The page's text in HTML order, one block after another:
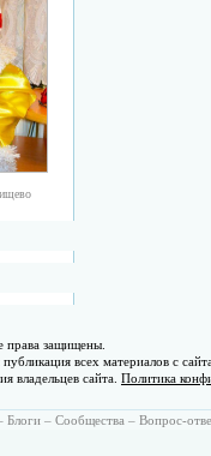
права защищены.
всех материалов с
владельцев сайта. Политика
Блоги – Сообщества – Вопрос-